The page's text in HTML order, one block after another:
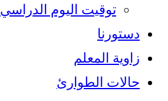
توقيت اليوم الدراسي
دستورنا
زاوية المعلم
حالات الطوارئ